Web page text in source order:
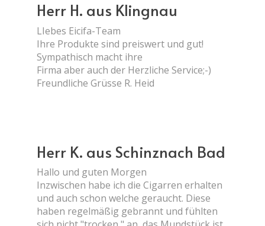
Herr H. aus Klingnau
LIebes Eicifa-Team
Ihre Produkte sind preiswert und gut!
Sympathisch macht ihre
Firma aber auch der Herzliche Service;-)
Freundliche Grüsse R. Heid
Herr K. aus Schinznach Bad
Hallo und guten Morgen
Inzwischen habe ich die Cigarren erhalten
und auch schon welche geraucht. Diese
haben regelmäßig gebrannt und fühlten